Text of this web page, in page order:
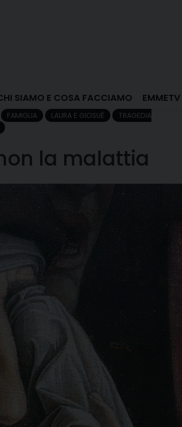
SIAMO E COSA FACCIAMO EMMETV
FAMIGLIA LAURA E GIOSUÈ
TRAGEDIA
la malattia